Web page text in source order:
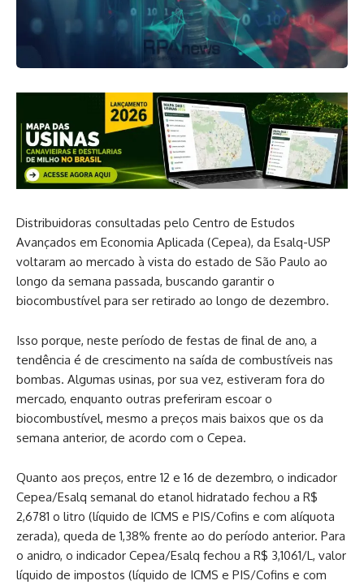
Distribuidoras consultadas pelo Centro de Estudos
Avançados em Economia Aplicada (Cepea), da Esalq-USP
voltaram ao mercado à vista do estado de São Paulo ao
longo da semana passada, buscando garantir o
biocombustível para ser retirado ao longo de dezembro.
Isso porque, neste período de festas de final de ano, a
tendência é de crescimento na saída de combustíveis nas
bombas. Algumas usinas, por sua vez, estiveram fora do
mercado, enquanto outras preferiram escoar o
biocombustível, mesmo a preços mais baixos que os da
semana anterior, de acordo com o Cepea.
Quanto aos preços, entre 12 e 16 de dezembro, o indicador
Cepea/Esalq semanal do etanol hidratado fechou a R$
2,6781 o litro (líquido de ICMS e PIS/Cofins e com alíquota
zerada), queda de 1,38% frente ao do período anterior. Para
o anidro, o indicador Cepea/Esalq fechou a R$ 3,1061/L, valor
líquido de impostos (líquido de ICMS e PIS/Cofins e com